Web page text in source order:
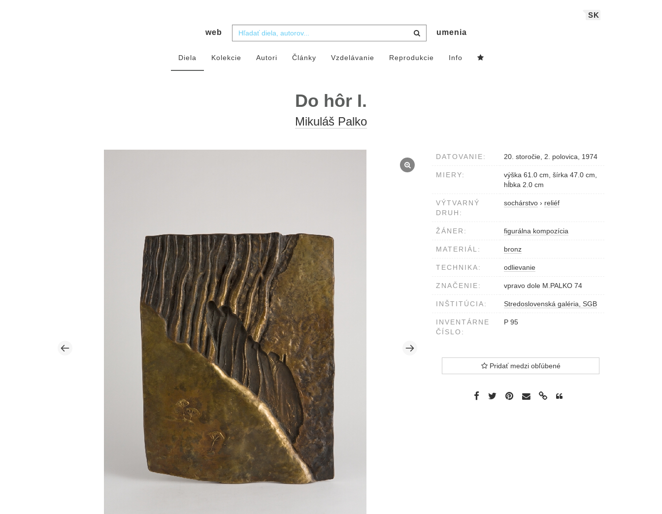
SK
web umenia
Diela Kolekcie Autori Články Vzdelávanie Reprodukcie Info
Do hôr I.
Mikuláš Palko
DATOVANIE: 20. storočie, 2. polovica, 1974
MIERY:
výška 61.0 cm, šírka 47.0 cm,
hĺbka 2.0 cm
VÝTVARNÝ
DRUH:
sochárstvo › reliéf
ŽÁNER: figurálna kompozícia
MATERIÁL: bronz
TECHNIKA: odlievanie
ZNAČENIE: vpravo dole M.PALKO 74
INŠTITÚCIA: Stredoslovenská galéria, SGB
INVENTÁRNE
ČÍSLO:
P 95
Pridať medzi obľúbené